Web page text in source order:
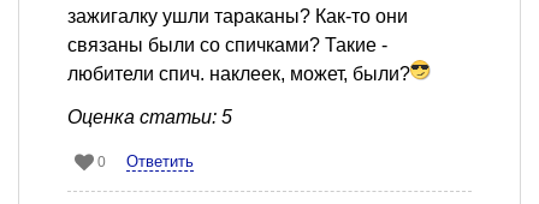
зажигалку ушли тараканы? Как-то они
связаны были со спичками? Такие -
любители спич. наклеек, может, были?
Оценка статьи: 5
0 Ответить